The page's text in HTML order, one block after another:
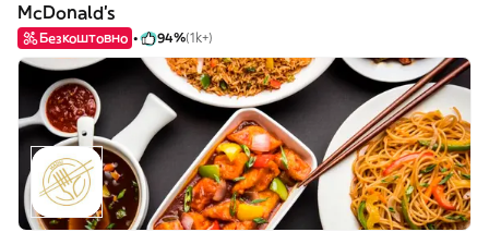
McDonald's
Безкоштовно 94%(1k+)